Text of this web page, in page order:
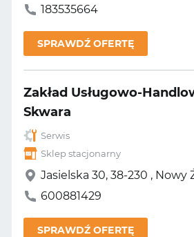
183535664
SPRAWDŹ OFERTĘ
Zakład Usługowo-
Skwara
Serwis
Sklep stacjonarny
Jasielska 30, 38-230 , Nowy
600881429
SPRAWDŹ OFERTĘ